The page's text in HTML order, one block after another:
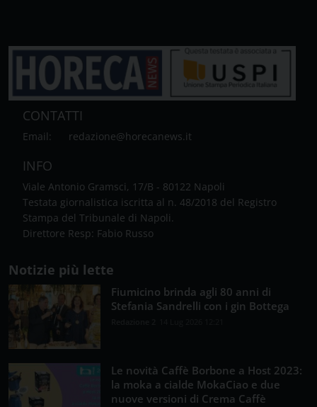
CONTATTI
Email: redazione@horecanews.it
INFO
Viale Antonio Gramsci, 17/B - 80122 Napoli
Testata giornalistica iscritta al n. 48/2018 del Registro
Stampa del Tribunale di Napoli.
Direttore Resp: Fabio Russo
Notizie più lette
Fiumicino brinda agli 80 anni di
Stefania Sandrelli con i gin Bottega
Le novità Caffè Borbone a Host 2023:
la moka a cialde MokaCiao e due
nuove versioni di Crema Caffè